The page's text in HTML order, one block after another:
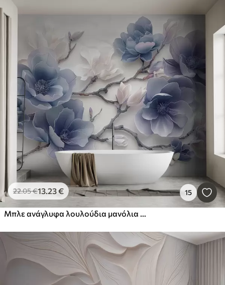
22.05€13.23€ 15
Μπλε ανάγλυφα λουλούδια μανόλια σε ένα χαριτωμένο κλαδί